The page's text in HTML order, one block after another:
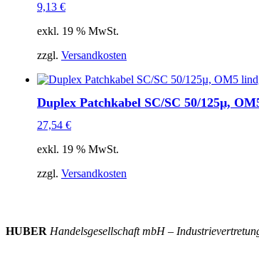
9,13 €
exkl. 19 % MwSt.
zzgl. Versandkosten
Duplex Patchkabel SC/SC 50/125µ,
27,54 €
exkl. 19 % MwSt.
zzgl. Versandkosten
HUBER Handelsgesellschaft mbH –